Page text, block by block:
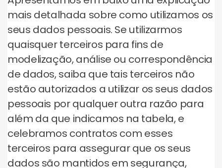
mais detalhada sobre como utilizamos os
seus dados pessoais. Se utilizarmos
quaisquer terceiros para fins de
modelização, análise ou correspondência
de dados, saiba que tais terceiros não
estão autorizados a utilizar os seus dados
pessoais por qualquer outra razão para
além da que indicamos na tabela, e
celebramos contratos com esses
terceiros para assegurar que os seus
dados são mantidos em segurança,